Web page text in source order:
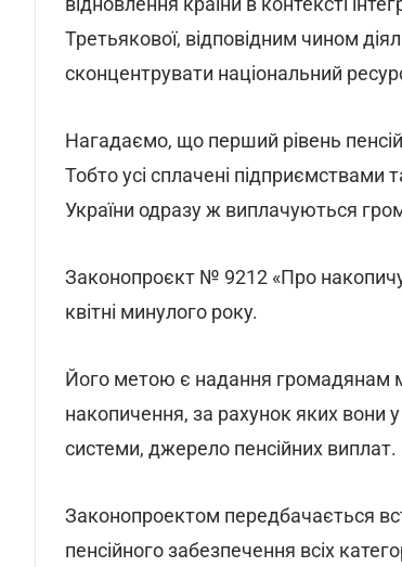
Третьякової, відповідним чином
сконцентрувати національний
Нагадаємо, що перший рівень
Тобто усі сплачені
України одразу ж виплачуються
Законопроєкт № 9212 «Про
квітні минулого року.
Його метою є надання громадянам
накопичення, за рахунок яких вони
системи, джерело пенсійних виплат.
Законопроектом передбачається
пенсійного забезпечення всіх